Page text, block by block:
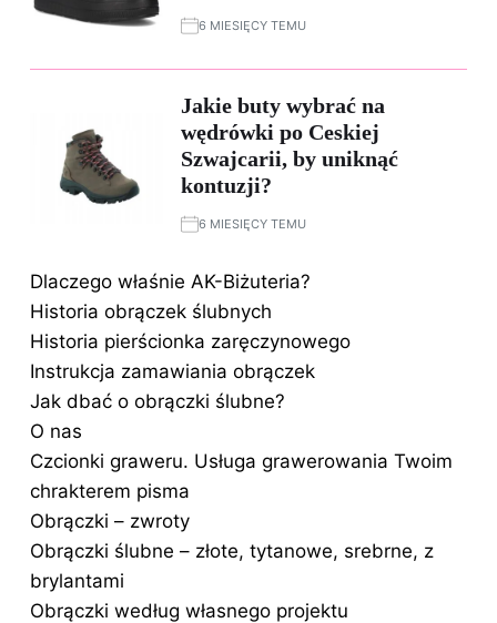
6 MIESIĘCY TEMU
Jakie buty wybrać na
wędrówki po Ceskiej
Szwajcarii, by uniknąć
kontuzji?
6 MIESIĘCY TEMU
Dlaczego właśnie AK-Biżuteria?
Historia obrączek ślubnych
Historia pierścionka zaręczynowego
Instrukcja zamawiania obrączek
Jak dbać o obrączki ślubne?
O nas
Czcionki graweru. Usługa grawerowania Twoim
chrakterem pisma
Obrączki – zwroty
Obrączki ślubne – złote, tytanowe, srebrne, z
brylantami
Obrączki według własnego projektu